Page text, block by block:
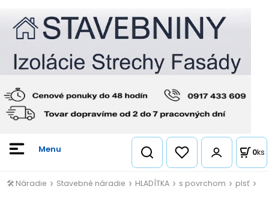
0ks
🛠️ Náradie Stavebné náradie HLADÍTKA s povrchom plsť